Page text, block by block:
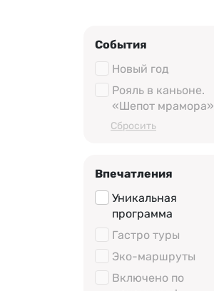
События
Новый год
Рояль в каньоне.
«Шепот мрамора»
Cбросить
Впечатления
Уникальная
программа
Гастро туры
Эко-маршруты
Включено по